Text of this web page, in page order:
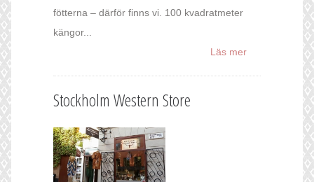
fötterna – därför finns vi. 100 kvadratmeter
kängor...
Läs mer
Stockholm Western Store